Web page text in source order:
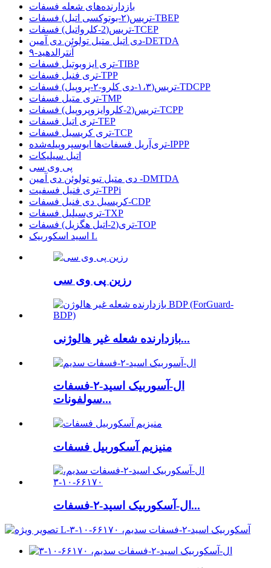
بازدارنده‌های شعله فسفات
تریس(۲-بوتوکسی اتیل) فسفات-TBEP
تریس(2-کلرواتیل) فسفات-TCEP
دی اتیل متیل تولوئن دی آمین-DETDA
۹-آنترالدهید
تری ایزوبوتیل فسفات-TIBP
تری فنیل فسفات-TPP
تریس(۱،۳-دی کلرو-۲-پروپیل) فسفات-TDCPP
تری متیل فسفات-TMP
تریس(2-کلروایزوپروپیل) فسفات-TCPP
تری اتیل فسفات-TEP
تری کریسیل فسفات-TCP
تری‌آریل فسفات‌ها ایوسپروپیله‌شده-IPPP
اتیل سیلیکات
پی وی سی
دی متیل تیو تولوئن دی آمین -DMTDA
تری فنیل فسفیت-TPPi
کریسیل دی فنیل فسفات-CDP
تری‌سیلیل فسفات-TXP
تری(2-اتیل هگزیل) فسفات-TOP
اسید اسکوربیک L
رزین پی وی سی
بازدارنده شعله غیر هالوژنی...
ال-آسوربیک اسید-۲-فسفات
سولفونات...
منیزیم آسکوربیل فسفات
ال-آسکوربیک اسید-۲-فسفات...